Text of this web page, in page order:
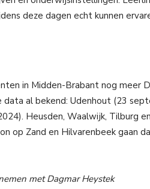
deze dagen echt kunnen
in Midden-Brabant nog meer
al bekend: Udenhout (23
Heusden, Waalwijk, Tilburg
op Zand en Hilvarenbeek gaan
met Dagmar Heystek